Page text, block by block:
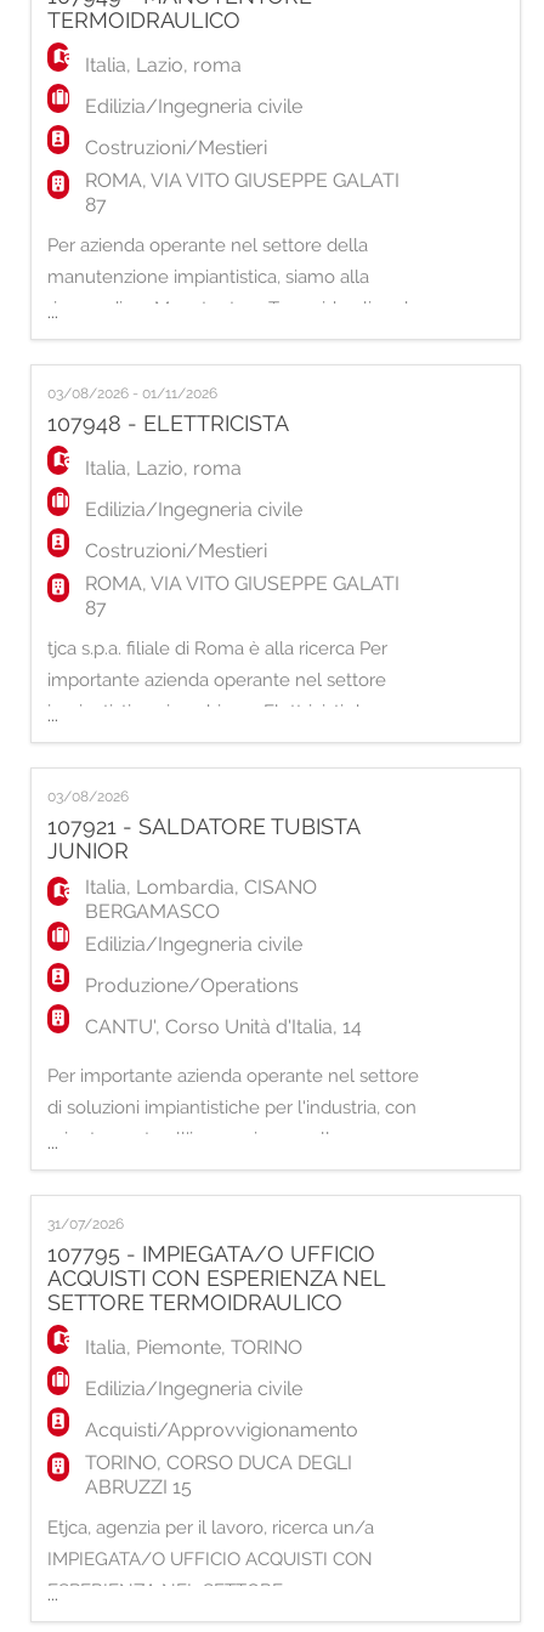
funzionamento dei macchinari e la
conformità del prodotto finito;
TERMOIDRAULICO
Italia, Lazio, roma
Edilizia/Ingegneria civile
Costruzioni/Mestieri
ROMA, VIA VITO GIUSEPPE GALATI
87
Per azienda operante nel settore della
manutenzione impiantistica, siamo alla
ricerca di un Manutentore Termoidraulico da
inserire all'interno di un team specializzato
nella gestione e manutenzione di impianti
civili e industriali. Attività principali La risorsa
si occuperà di: - Manutenzione ordinaria e
straordinaria di impianti termici, idraul
...
03/08/2026 - 01/11/2026
107948 - ELETTRICISTA
Italia, Lazio, roma
Edilizia/Ingegneria civile
Costruzioni/Mestieri
ROMA, VIA VITO GIUSEPPE GALATI
87
tjca s.p.a. filiale di Roma è alla ricerca Per
importante azienda operante nel settore
impiantistico, ricerchiamo Elettricisti da
inserire presso cantieri e appalti situati sul
territorio di Roma e provincia. Mansioni
principali: - Installazione e manutenzione di
impianti elettrici civili e industriali; - Interventi
...
03/08/2026
107921 - SALDATORE TUBISTA
JUNIOR
Italia, Lombardia,CISANO
BERGAMASCO
Edilizia/Ingegneria civile
Produzione/Operations
CANTU', Corso Unità d'Italia, 14
Per importante azienda operante nel settore
di soluzioni impiantistiche per l'industria, con
orientamento all'innovazione e alla
multidisciplinarità, Etjca Group filiale di Cantù
cerca un/una: SALDATORE TUBISTA
JUNIOR Scopo del ruolo sarà quello di
installazione di impianti e apparecchiature
meccaniche (impianti di processo, piping, risc
...
31/07/2026
107795 - IMPIEGATA/O UFFICIO
ACQUISTI CON ESPERIENZA NEL
SETTORE TERMOIDRAULICO
Italia, Piemonte,TORINO
Edilizia/Ingegneria civile
Acquisti/Approvvigionamento
TORINO, CORSO DUCA DEGLI
ABRUZZI 15
Etjca, agenzia per il lavoro, ricerca un/a
IMPIEGATA/O UFFICIO ACQUISTI CON
ESPERIENZA NEL SETTORE
TERMOIDRAULICO. Il profilo ideale ricercato
...